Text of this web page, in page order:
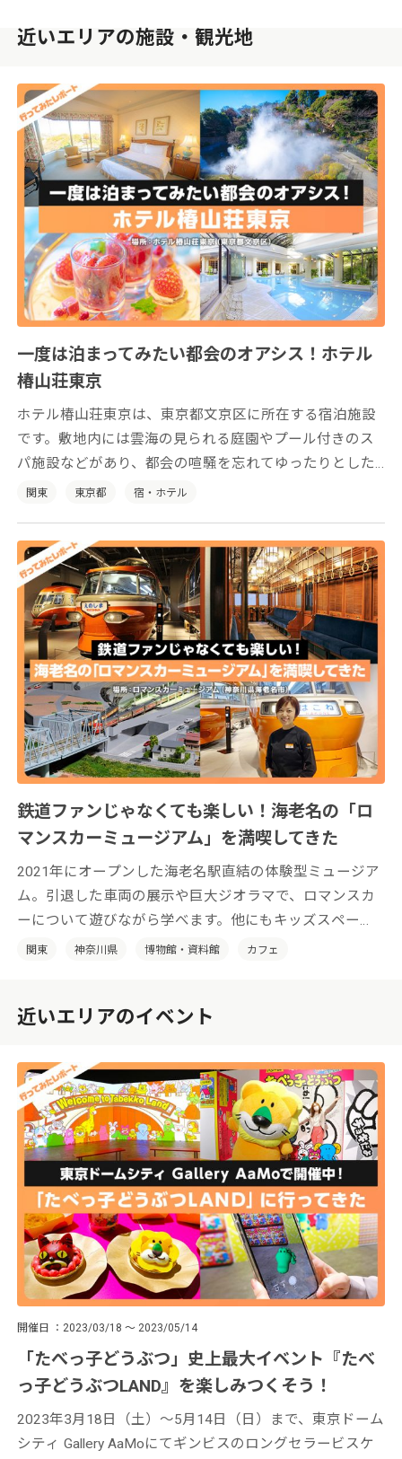
近いエリアの施設・観光地
一度は泊まってみたい都会のオアシス！ホテル
椿山荘東京
ホテル椿山荘東京は、東京都文京区に所在する宿泊施設
です。敷地内には雲海の見られる庭園やプール付きのス
パ施設などがあり、都会の喧騒を忘れてゆったりとした
時間をお過ごしいただけます。
関東 東京都 宿・ホテル
鉄道ファンじゃなくても楽しい！海老名の「ロ
マンスカーミュージアム」を満喫してきた
2021年にオープンした海老名駅直結の体験型ミュージア
ム。引退した車両の展示や巨大ジオラマで、ロマンスカ
ーについて遊びながら学べます。他にもキッズスペー
ス、カフェ、ミュージアムショップにフォトウェディン
関東 神奈川県 博物館・資料館 カフェ
近いエリアのイベント
開催日 2023/03/18 ～ 2023/05/14
「たべっ子どうぶつ」史上最大イベント『たべ
っ子どうぶつLAND』を楽しみつくそう！
2023年3月18日（土）〜5月14日（日）まで、東京ドーム
シティ Gallery AaMoにてギンビスのロングセラービスケ